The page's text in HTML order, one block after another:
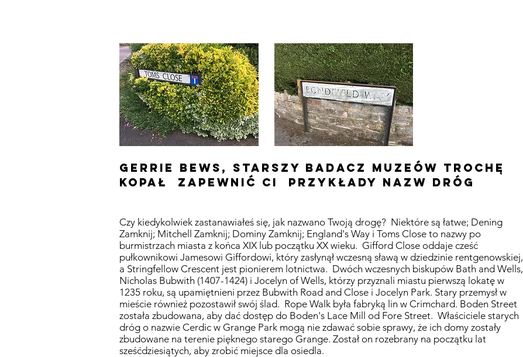
Gerrie bews, starszy badacz muzeów trochę
kopał zapewnić ci przykłady nazw dróg
Czy kiedykolwiek zastanawiałeś się, jak nazwano Twoją drogę? Niektóre są łatwe; Dening
Zamknij; Mitchell Zamknij; Dominy Zamknij; England's Way i Toms Close to nazwy po
burmistrzach miasta z końca XIX lub początku XX wieku. Gifford Close oddaje cześć
pułkownikowi Jamesowi Giffordowi, który zasłynął wczesną sławą w dziedzinie rentgenowskiej,
a Stringfellow Crescent jest pionierem lotnictwa. Dwóch wczesnych biskupów Bath and Wells,
Nicholas Bubwith (1407-1424) i Jocelyn of Wells, którzy przyznali miastu pierwszą lokatę w
1235 roku, są upamiętnieni przez Bubwith Road and Close i Jocelyn Park. Stary przemysł w
mieście również pozostawił swój ślad. Rope Walk była fabryką lin w Crimchard. Boden Street
została zbudowana, aby dać dostęp do Boden's Lace Mill od Fore Street. Właściciele starych
dróg o nazwie Cerdic w Grange Park mogą nie zdawać sobie sprawy, że ich domy zostały
zbudowane na terenie pięknego starego Grange. Został on rozebrany na początku lat
sześćdziesiątych, aby zrobić miejsce dla osiedla.